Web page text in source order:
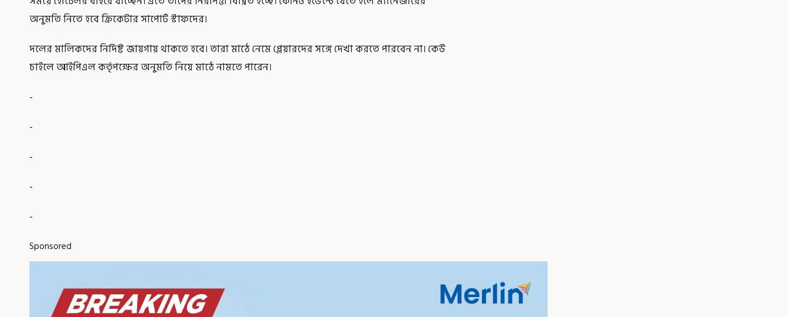
অনুমতি নিতে হবে ক্রিকেটার সাপোর্ট স্টাফদের।
দলের মালিকদের নির্দিষ্ট জায়গায় থাকতে হবে। তারা মাঠে নেমে প্লেয়ারদের সঙ্গে দেখা করতে পারবেন না। কেউ
চাইলে আইপিএল কর্তৃপক্ষের অনুমতি নিয়ে মাঠে নামতে পারেন।
-
-
-
-
-
Sponsored